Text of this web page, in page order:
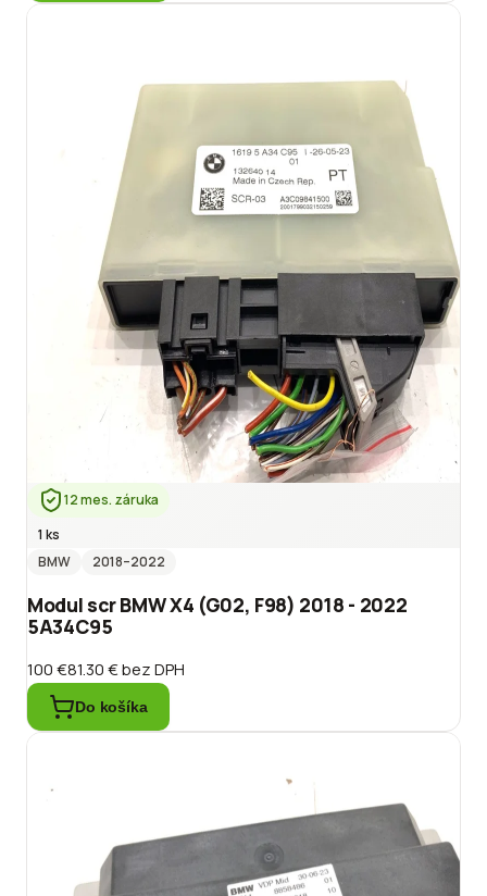
12 mes. záruka
1 ks
BMW
2018–2022
Modul scr BMW X4 (G02, F98) 2018 - 2022
5A34C95
100 €81.30 €bez DPH
Do košíka